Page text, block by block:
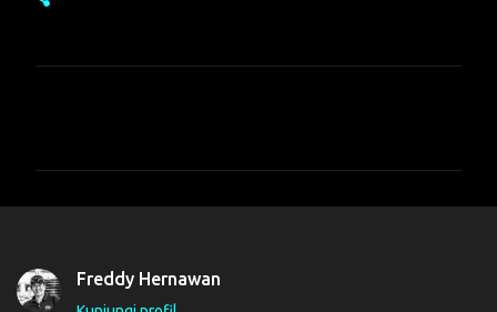
a
Freddy Hernawan